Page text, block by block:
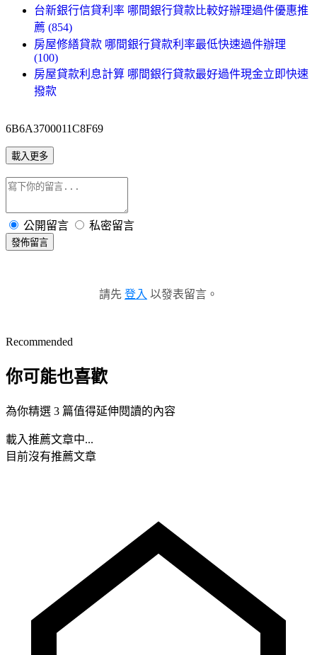
台新銀行信貸利率 哪間銀行貸款比較好辦理過件優惠推
薦 (854)
房屋修繕貸款 哪間銀行貸款利率最低快速過件辦理
(100)
房屋貸款利息計算 哪間銀行貸款最好過件現金立即快速
撥款
6B6A3700011C8F69
載入更多
公開留言 私密留言
發佈留言
請先 登入 以發表留言。
Recommended
你可能也喜歡
為你精選 3 篇值得延伸閱讀的內容
載入推薦文章中...
目前沒有推薦文章